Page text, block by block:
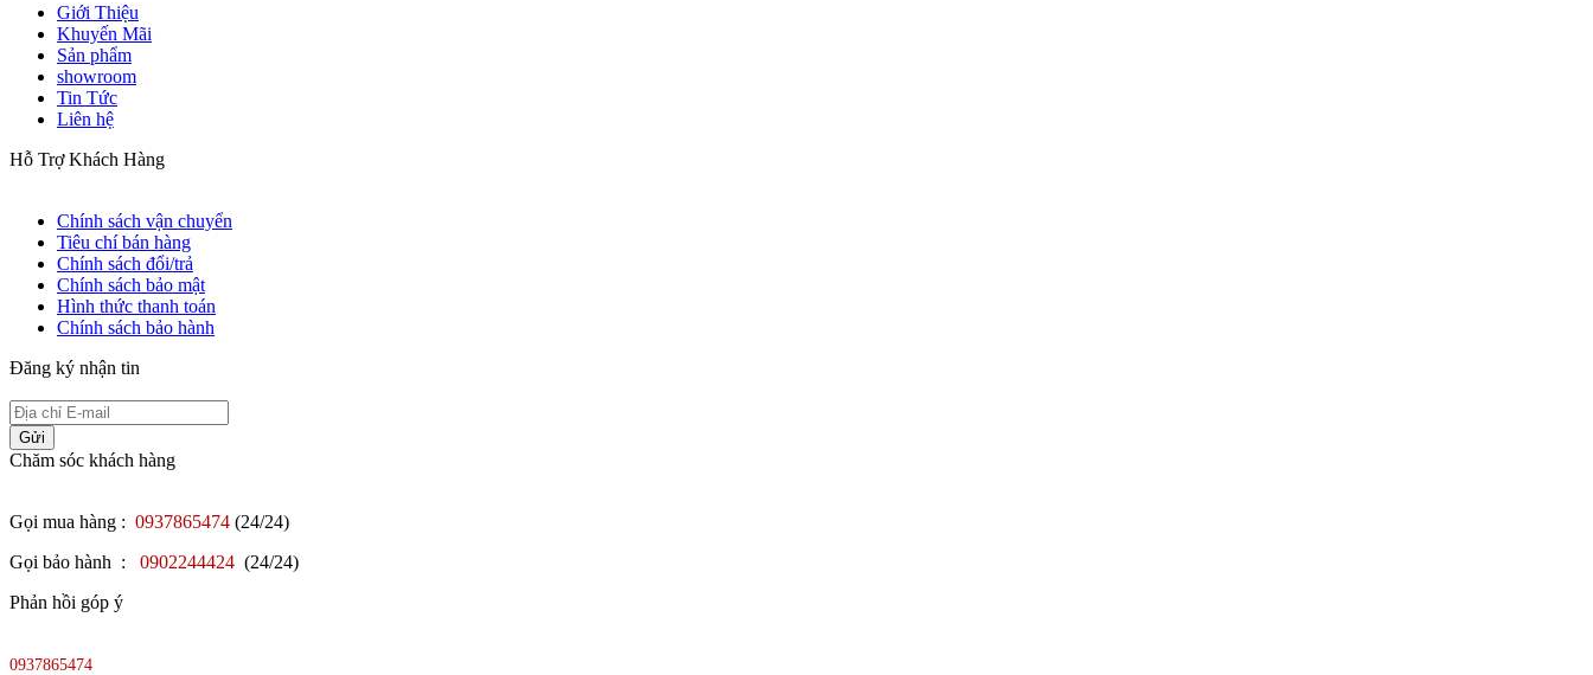
Giới Thiệu
Khuyến Mãi
Sản phẩm
showroom
Tin Tức
Liên hệ
Hỗ Trợ Khách Hàng
Chính sách vận chuyển
Tiêu chí bán hàng
Chính sách đổi/trả
Chính sách bảo mật
Hình thức thanh toán
Chính sách bảo hành
Đăng ký nhận tin
Gửi
Chăm sóc khách hàng
Gọi mua hàng : 0937865474 (24/24)
Gọi bảo hành :
0902244424 (24/24)
Phản hồi góp ý
0937865474